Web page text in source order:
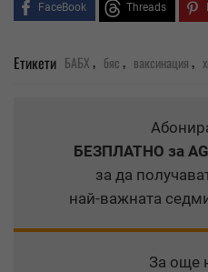
FaceBook Threads
Етикети БАБХ, бяс, ваксинация,
БЕЗПЛАТНО за
за да
най-важната
За още